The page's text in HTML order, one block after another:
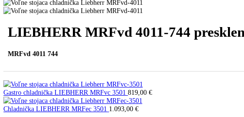
PREVĎalší článok